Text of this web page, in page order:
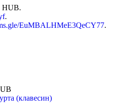
HUB.
.
EuMBALHMeE3QeCY77.
(клавесин)